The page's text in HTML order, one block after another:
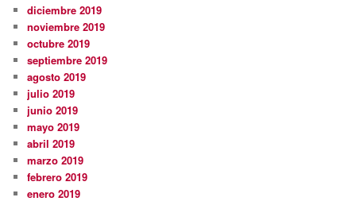
diciembre 2019
noviembre 2019
octubre 2019
septiembre 2019
agosto 2019
julio 2019
junio 2019
mayo 2019
abril 2019
marzo 2019
febrero 2019
enero 2019